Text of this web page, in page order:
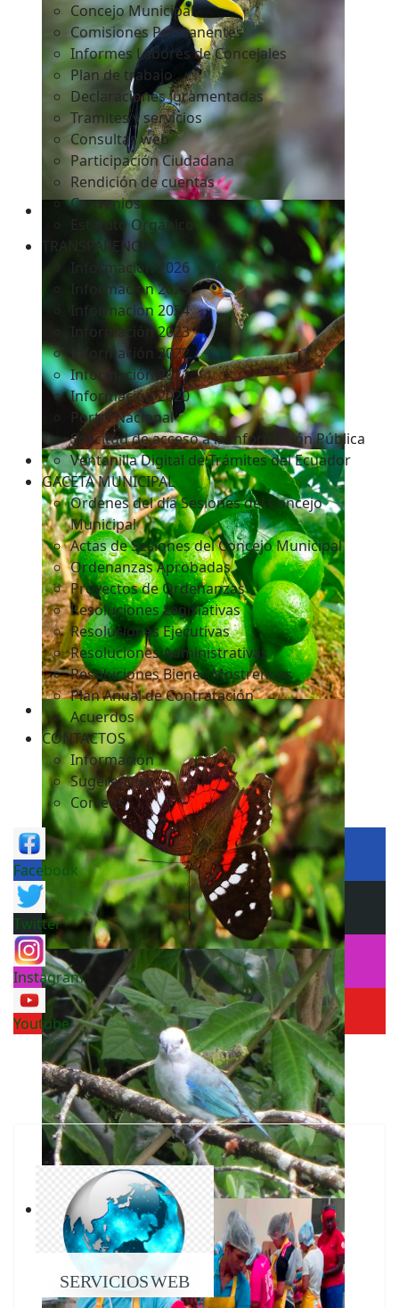
Concejo Municipal
Comisiones Permanentes
Informes Labores de Concejales
Plan de trabajo
Declaraciones Juramentadas
Tramites y servicios
Consultas web
Participación Ciudadana
Rendición de cuentas
Convenios
Estatuto Orgánico
TRANSPARENCIA
Informacion 2026
Informacion 2025
Informacion 2024
Información 2023
Información 2022
Información 2021
Información 2020
Portal Nacional
Solicitud de acceso a la Información Pública
Ventanilla Digital de Trámites del Ecuador
GACETA MUNICIPAL
Ordenes del día Sesiones del Concejo
Municipal
Actas de Sesiones del Concejo Municipal
Ordenanzas Aprobadas
Proyectos de Ordenanzas
Resoluciones Legislativas
Resoluciones Ejecutivas
Resoluciones Administrativas
Resoluciones Bienes Mostrencos
Plan Anual de Contratación
Acuerdos
CONTACTOS
Información
Sugerencias
Correos
Facebook
Twitter
Instagram
Youtube
SERVICIOS WEB